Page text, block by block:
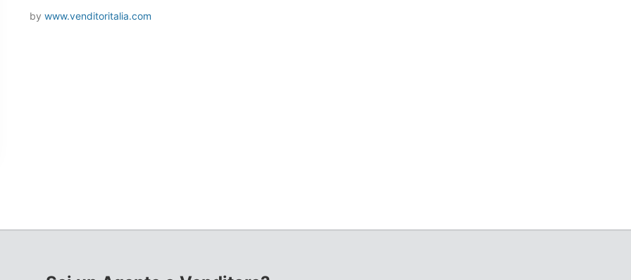
by www.venditoritalia.com